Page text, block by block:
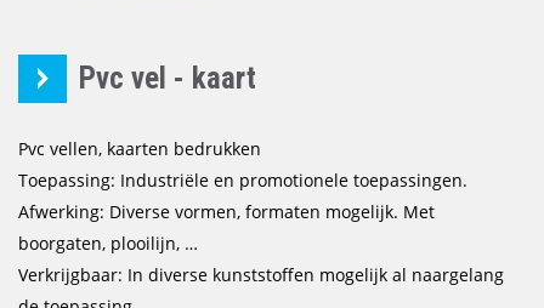
Pvc vel - kaart
Pvc vellen, kaarten bedrukken
Toepassing: Industriële en promotionele toepassingen.
Afwerking: Diverse vormen, formaten mogelijk. Met
boorgaten, plooilijn, …
Verkrijgbaar: In diverse kunststoffen mogelijk al naargelang